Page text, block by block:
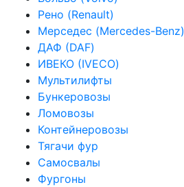
Рено (Renault)
Мерседес (Mercedes-Benz)
ДАФ (DAF)
ИВЕКО (IVECO)
Мультилифты
Бункеровозы
Ломовозы
Контейнеровозы
Тягачи фур
Самосвалы
Фургоны